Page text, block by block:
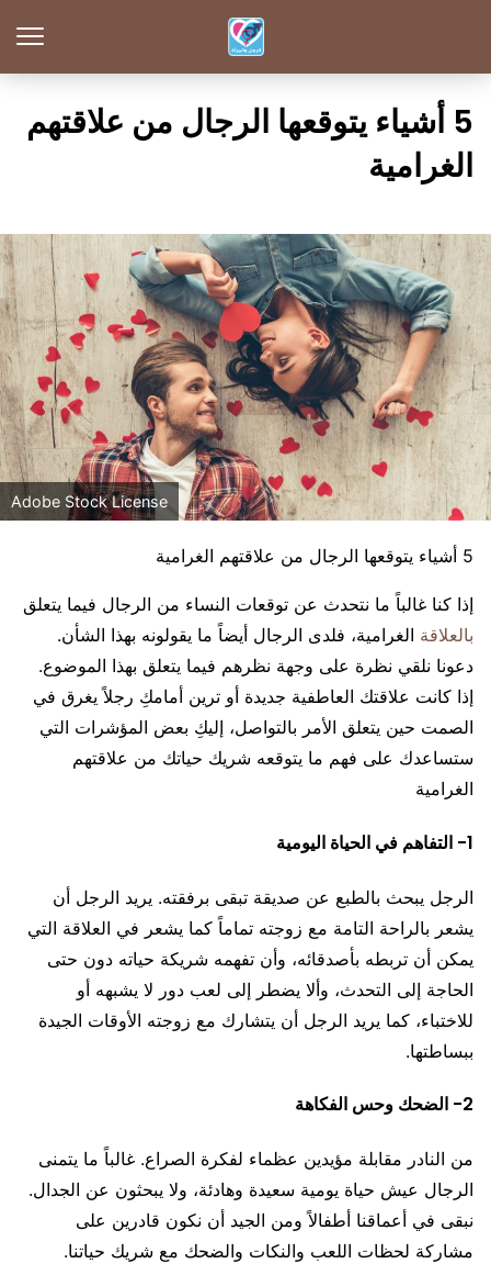
5 أشياء يتوقعها الرجال من علاقتهم
الغرامية
Adobe Stock License
5 أشياء يتوقعها الرجال من علاقتهم الغرامية
إذا كنا غالباً ما نتحدث عن توقعات النساء من الرجال فيما يتعلق
بالعلاقة الغرامية، فلدى الرجال أيضاً ما يقولونه بهذا الشأن.
دعونا نلقي نظرة على وجهة نظرهم فيما يتعلق بهذا الموضوع.
إذا كانت علاقتك العاطفية جديدة أو ترين أمامكِ رجلاً يغرق في
الصمت حين يتعلق الأمر بالتواصل، إليكِ بعض المؤشرات التي
ستساعدك على فهم ما يتوقعه شريك حياتك من علاقتهم
الغرامية
1- التفاهم في الحياة اليومية
الرجل يبحث بالطبع عن صديقة تبقى برفقته. يريد الرجل أن
يشعر بالراحة التامة مع زوجته تماماً كما يشعر في العلاقة التي
يمكن أن تربطه بأصدقائه، وأن تفهمه شريكة حياته دون حتى
الحاجة إلى التحدث، وألا يضطر إلى لعب دور لا يشبهه أو
للاختباء، كما يريد الرجل أن يتشارك مع زوجته الأوقات الجيدة
ببساطتها.
2- الضحك وحس الفكاهة
من النادر مقابلة مؤيدين عظماء لفكرة الصراع. غالباً ما يتمنى
الرجال عيش حياة يومية سعيدة وهادئة، ولا يبحثون عن الجدال.
نبقى في أعماقنا أطفالاً ومن الجيد أن نكون قادرين على
مشاركة لحظات اللعب والنكات والضحك مع شريك حياتنا.